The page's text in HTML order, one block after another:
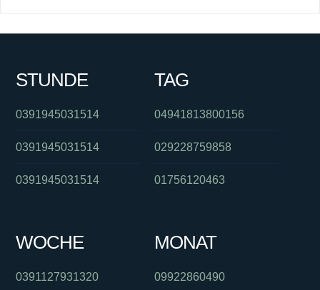
STUNDE
0391945031514
0391945031514
0391945031514
TAG
04941813800156
029228759858
01756120463
WOCHE
0391127931320
MONAT
09922860490